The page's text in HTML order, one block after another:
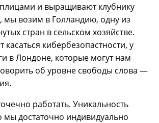
и выращивают клубнику
возим в Голландию, одну из
стран в сельском хозяйстве.
касаться кибербезопастности, у
в Лондоне, которые могут нам
об уровне свободы слова —
работать. Уникальность
мы достаточно индивидуально